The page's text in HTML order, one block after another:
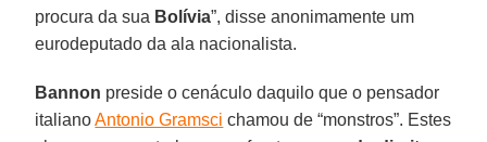
procura da sua Bolívia”, disse anonimamente um
eurodeputado da ala nacionalista.
Bannon preside o cenáculo daquilo que o pensador
italianoAntonio Gramsci chamou de “monstros”. Estes